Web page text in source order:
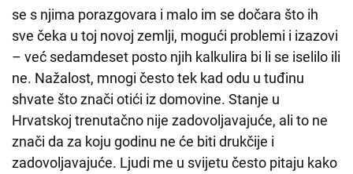
se s njima porazgovara i malo im se dočara što ih
sve čeka u toj novoj zemlji, mogući problemi i izazovi
– već sedamdeset posto njih kalkulira bi li se iselilo ili
ne. Nažalost, mnogi često tek kad odu u tuđinu
shvate što znači otići iz domovine. Stanje u
Hrvatskoj trenutačno nije zadovoljavajuće, ali to ne
znači da za koju godinu ne će biti drukčije i
zadovoljavajuće. Ljudi me u svijetu često pitaju kako